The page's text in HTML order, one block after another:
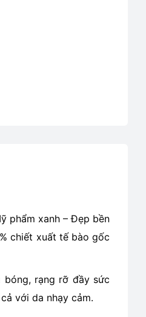
phẩm xanh – Đẹp bền
chiết xuất tế bào gốc
bóng, rạng rỡ đầy sức
với da nhạy cảm.